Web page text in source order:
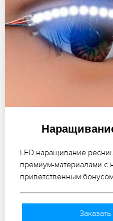
LED наращивание
премиум-материалами с
приветственным